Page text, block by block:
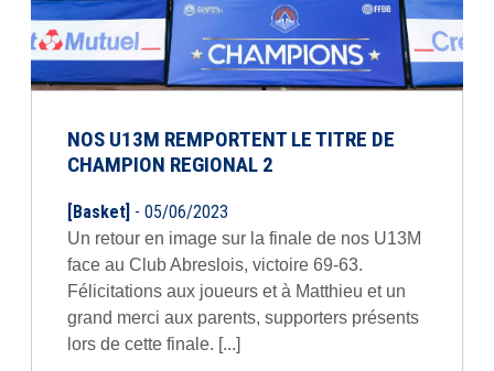
NOS U13M REMPORTENT LE TITRE DE
CHAMPION REGIONAL 2
[Basket] - 05/06/2023
Un retour en image sur la finale de nos U13M
face au Club Abreslois, victoire 69-63.
Félicitations aux joueurs et à Matthieu et un
grand merci aux parents, supporters présents
lors de cette finale. [...]